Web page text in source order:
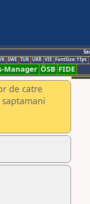
SWE TUR UKR VIE FontSize:11pt
Manager ÖSB FIDE
de catre